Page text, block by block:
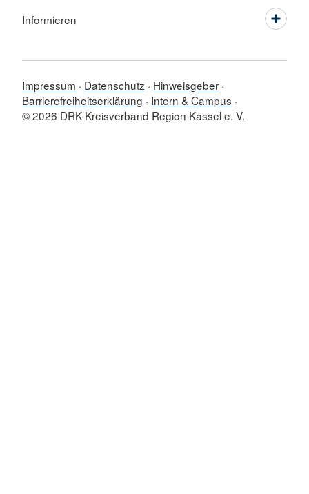
Informieren
Impressum Datenschutz
Hinweisgeber
Barrierefreiheitserklärung
Intern & Campus
© 2026 DRK-Kreisverband Region Kassel e. V.